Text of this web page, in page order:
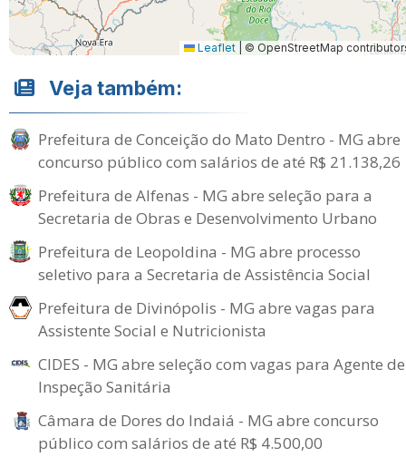
Leaflet © OpenStreetMap
Veja também:
Prefeitura de Conceição do Mato Dentro - MG abre
concurso público com salários de até R$ 21.138,26
Prefeitura de Alfenas - MG abre seleção para a
Secretaria de Obras e Desenvolvimento Urbano
Prefeitura de Leopoldina - MG abre processo
seletivo para a Secretaria de Assistência Social
Prefeitura de Divinópolis - MG abre vagas para
Assistente Social e Nutricionista
CIDES - MG abre seleção com vagas para Agente de
Inspeção Sanitária
Câmara de Dores do Indaiá - MG abre concurso
público com salários de até R$ 4.500,00